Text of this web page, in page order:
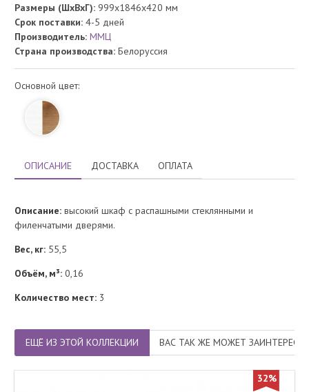
Размеры (ШхВхГ): 999x1846x420 мм
Срок поставки: 4-5 дней
Производитель: ММЦ
Страна производства: Белоруссия
Основной цвет:
ОПИСАНИЕ ДОСТАВКА ОПЛАТА
Описание: высокий шкаф с распашными стеклянными и
филенчатыми дверями.
Вес, кг: 55,5
Объём, м³: 0,16
Количество мест: 3
ЕЩЁ ИЗ ЭТОЙ КОЛЛЕКЦИИ ВАС ТАК ЖЕ МОЖЕТ
32%